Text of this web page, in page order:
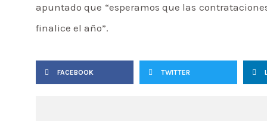
apuntado que “esperamos que las
finalice el año”.
FACEBOOK TWITTER